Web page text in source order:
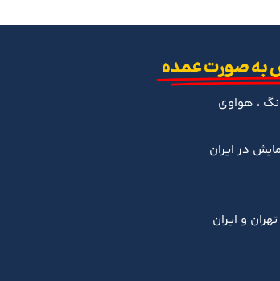
صورت عمده
، هواوی
در ایران
و ایران